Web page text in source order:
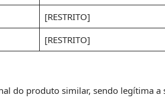
[RESTRITO]
[RESTRITO]
do produto similar, sendo legítima